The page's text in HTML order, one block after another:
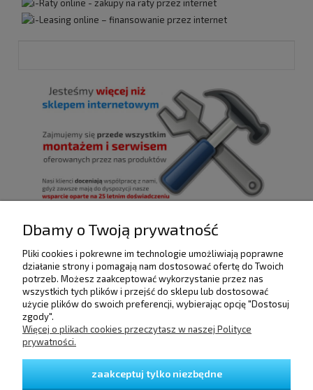
POMOC
DOSTAWA I PŁATNOŚCI
Dbamy o Twoją prywatność
Pliki cookies i pokrewne im technologie umożliwiają poprawne
działanie strony i pomagają nam dostosować ofertę do Twoich
potrzeb. Możesz zaakceptować wykorzystanie przez nas
wszystkich tych plików i przejść do sklepu lub dostosować
użycie plików do swoich preferencji, wybierając opcję "Dostosuj
zgody".
Więcej o plikach cookies przeczytasz w naszej Polityce
prywatności.
zaakceptuj tylko niezbędne